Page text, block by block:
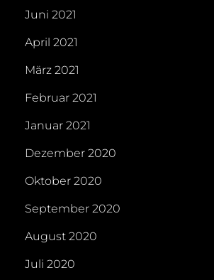
Juni 2021
April 2021
März 2021
Februar 2021
Januar 2021
Dezember 2020
Oktober 2020
September 2020
August 2020
Juli 2020